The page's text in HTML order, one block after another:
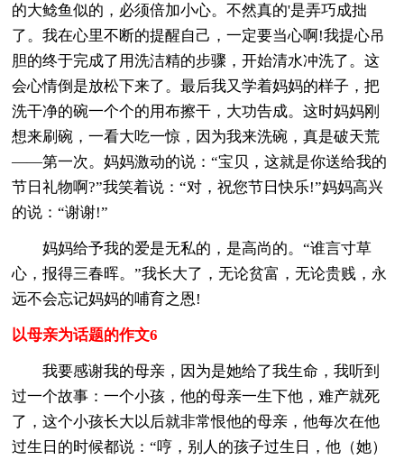
的大鲶鱼似的，必须倍加小心。不然真的'是弄巧成拙
了。我在心里不断的提醒自己，一定要当心啊!我提心吊
胆的终于完成了用洗洁精的步骤，开始清水冲洗了。这
会心情倒是放松下来了。最后我又学着妈妈的样子，把
洗干净的碗一个个的用布擦干，大功告成。这时妈妈刚
想来刷碗，一看大吃一惊，因为我来洗碗，真是破天荒
——第一次。妈妈激动的说：“宝贝，这就是你送给我的
节日礼物啊?”我笑着说：“对，祝您节日快乐!”妈妈高兴
的说：“谢谢!”
妈妈给予我的爱是无私的，是高尚的。“谁言寸草
心，报得三春晖。”我长大了，无论贫富，无论贵贱，永
远不会忘记妈妈的哺育之恩!
以母亲为话题的作文6
我要感谢我的母亲，因为是她给了我生命，我听到
过一个故事：一个小孩，他的母亲一生下他，难产就死
了，这个小孩长大以后就非常恨他的母亲，他每次在他
过生日的时候都说：“哼，别人的孩子过生日，他（她）